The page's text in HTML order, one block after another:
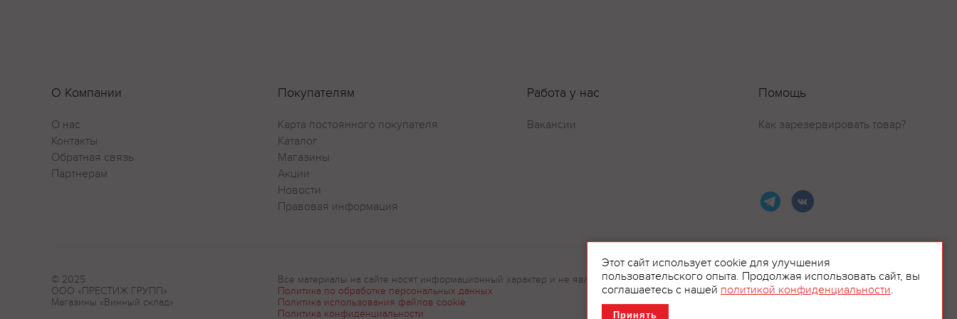
Оставить отзыв
О Компании
О нас
Контакты
Обратная связь
Партнерам
Покупателям
Карта постоянного покупателя
Каталог
Магазины
Акции
Новости
Правовая информация
Работа у нас
Вакансии
Помощь
Как зарезервировать товар?
© 2025
ООО «ПРЕСТИЖ ГРУПП»
Магазины «Винный склад»
Все материалы на сайте носят информационный характер и не являются рекламой.
Политика по обработке персональных данных
Политика использования файлов cookie
Политика конфиденциальности
Этот сайт использует cookie для улучшения
пользовательского опыта. Продолжая использовать сайт, вы
соглашаетесь с нашей политикой конфиденциальности.
Принять